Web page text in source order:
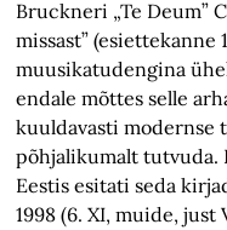
Bruckneri „Te Deum”
missast” (esiettekanne
muusikatudengina
endale mõttes selle
kuuldavasti modernse
põhjalikumalt tutvuda.
Eestis esitati seda
1998 (6. XI, muide,